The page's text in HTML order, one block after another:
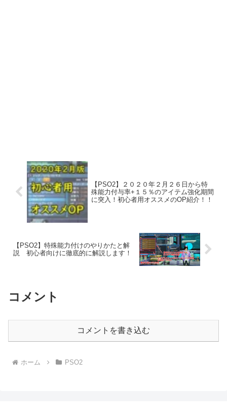
【PSO2】２０２０年２月２６日から特
殊能力付与率+１５％のアイテム強化期間
に突入！初心者用オススメのOP紹介！！
【PSO2】特殊能力付けのやりかたと解
説 初心者向けに徹底的に解説します！
コメント
コメントを書き込む
ホーム PSO2